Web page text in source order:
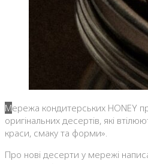
Мережа кондитерських HONEY презентували лінійку власних
оригінальних десертів, які
краси, смаку та форми».
Про нові десерти у мережі